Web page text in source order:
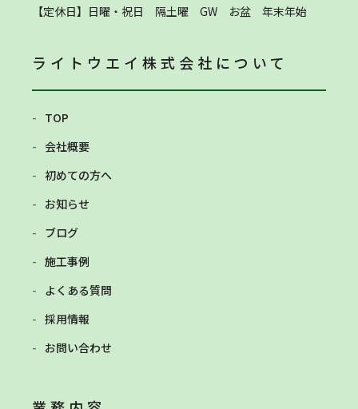
【定休日】 日曜・祝日 隔土曜 GW お盆 年末年始
ライトウエイ株式会社 について
TOP
会社概要
初めての方へ
お知らせ
ブログ
施工事例
よくある質問
採用情報
お問い合わせ